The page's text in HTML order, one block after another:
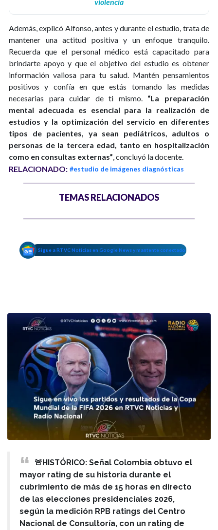
Además, explicó Alfonso, antes y durante el estudio, trata de
mantener una actitud positiva y un enfoque tranquilo.
Recuerda que el personal médico está capacitado para
brindarte apoyo y que el objetivo del estudio es obtener
información valiosa para tu salud. Mantén pensamientos
positivos y confía en que estás tomando las medidas
necesarias para cuidar de ti mismo. “La preparación
mental adecuada es esencial para la realización de
estudios y la optimización del servicio en diferentes
tipos de pacientes, ya sean pediátricos, adultos o
personas de la tercera edad, tanto en hospitalización
como en consultas externas” , concluyó la docente.
RELACIONADO: #estudio de imágenes diagnósticas
TEMAS RELACIONADOS
Sigue a RTVC Noticias en Google News y mantente conectado
🚨HISTÓRICO: Señal Colombia obtuvo el
mayor rating de su historia durante el
cubrimiento de más de 15 horas en directo
de las elecciones presidenciales 2026,
según la medición RPB ratings del Centro
Nacional de Consultoría, con un rating de